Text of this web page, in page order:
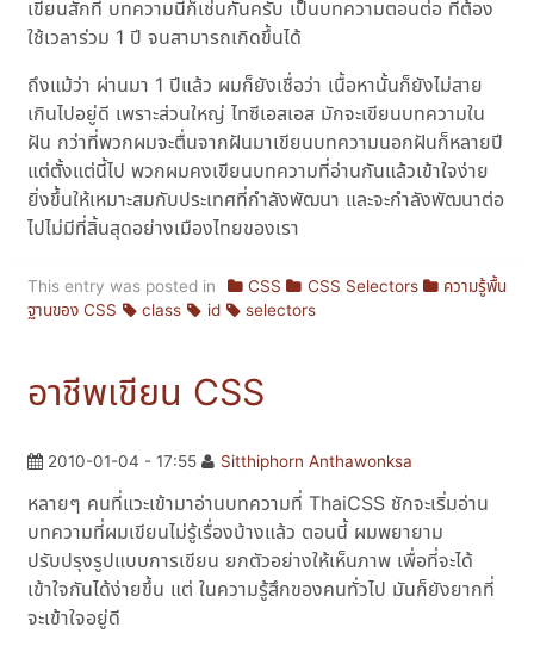
เขียนสักที บทความนี้ก็เช่นกันครับ เป็นบทความตอนต่อ ที่ต้อง
ใช้เวลาร่วม 1 ปี จนสามารถเกิดขึ้นได้
ถึงแม้ว่า ผ่านมา 1 ปีแล้ว ผมก็ยังเชื่อว่า เนื้อหานั้นก็ยังไม่สาย
เกินไปอยู่ดี เพราะส่วนใหญ่ ไทซีเอสเอส มักจะเขียนบทความใน
ฝัน กว่าที่พวกผมจะตื่นจากฝันมาเขียนบทความนอกฝันก็หลายปี
แต่ตั้งแต่นี้ไป พวกผมคงเขียนบทความที่อ่านกันแล้วเข้าใจง่าย
ยิ่งขึ้นให้เหมาะสมกับประเทศที่กำลังพัฒนา และจะกำลังพัฒนาต่อ
ไปไม่มีที่สิ้นสุดอย่างเมืองไทยของเรา
This entry was posted in CSS CSS Selectors
ความรู้พื้น
ฐานของ CSS
class id selectors
อาชีพเขียน CSS
2010-01-04 - 17:55 Sitthiphorn Anthawonksa
หลายๆ คนที่แวะเข้ามาอ่านบทความที่ ThaiCSS ชักจะเริ่มอ่าน
บทความที่ผมเขียนไม่รู้เรื่องบ้างแล้ว ตอนนี้ ผมพยายาม
ปรับปรุงรูปแบบการเขียน ยกตัวอย่างให้เห็นภาพ เพื่อที่จะได้
เข้าใจกันได้ง่ายขึ้น แต่ ในความรู้สึกของคนทั่วไป มันก็ยังยากที่
จะเข้าใจอยู่ดี